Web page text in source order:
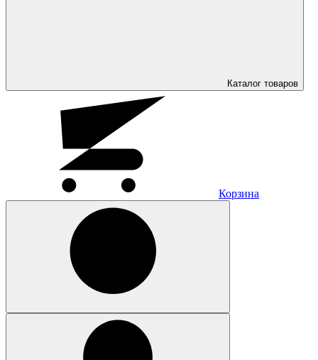
Каталог товаров
Корзина